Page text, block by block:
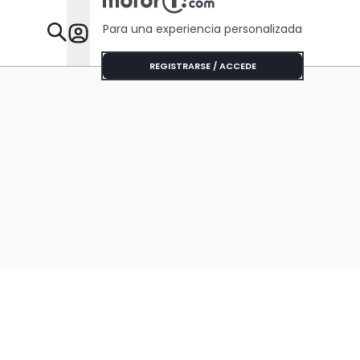
Para una experiencia personalizada
REGISTRARSE / ACCEDE